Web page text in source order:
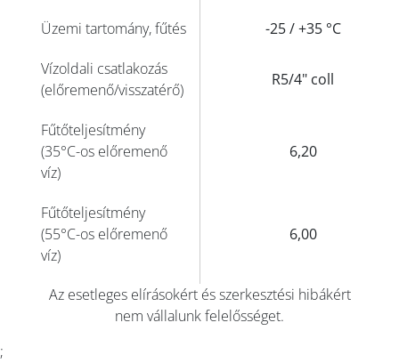
Üzemi tartomány, fűtés -25 / +35 °C
Vízoldali csatlakozás
(előremenő/visszatérő)
R5/4" coll
Fűtőteljesítmény
(35°C-os előremenő
víz)
6,20
Fűtőteljesítmény
(55°C-os előremenő
víz)
6,00
Az esetleges elírásokért és szerkesztési hibákért
nem vállalunk felelősséget.
;